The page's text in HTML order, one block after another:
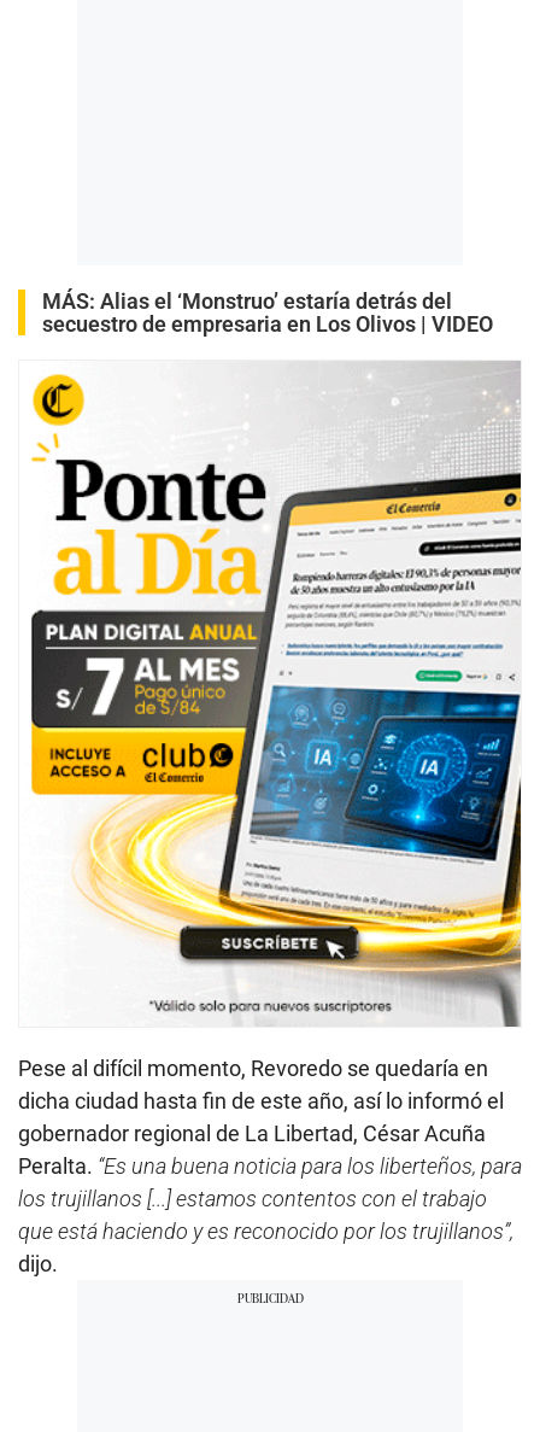
MÁS: Alias el ‘Monstruo’ estaría detrás del
secuestro de empresaria en Los Olivos | VIDEO
Pese al difícil momento, Revoredo se quedaría en
dicha ciudad hasta fin de este año, así lo informó el
gobernador regional de La Libertad, César Acuña
Peralta. “Es una buena noticia para los liberteños, para
los trujillanos [...] estamos contentos con el trabajo
que está haciendo y es reconocido por los trujillanos”,
dijo.